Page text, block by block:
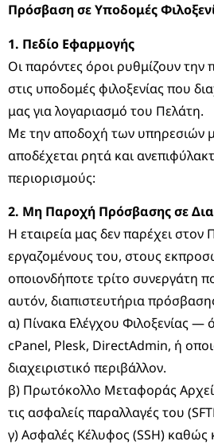
Πρόσβαση σε Υποδομές
1. Πεδίο Εφαρμογής
Οι παρόντες όροι ρυθμίζουν την
στις υποδομές φιλοξενίας που
μας για λογαριασμό του Πελάτη.
Με την αποδοχή των υπηρεσιών
αποδέχεται ρητά και
περιορισμούς:
2. Μη Παροχή Πρόσβασης σε
Η εταιρεία μας δεν παρέχει στον
εργαζομένους του, στους
οποιονδήποτε τρίτο συνεργάτη
αυτόν, διαπιστευτήρια
α) Πίνακα Ελέγχου Φιλοξενίας —
cPanel, Plesk, DirectAdmin, ή
διαχειριστικό περιβάλλον.
β) Πρωτόκολλο Μεταφοράς
τις ασφαλείς παραλλαγές του
γ) Ασφαλές Κέλυφος (SSH) καθώς